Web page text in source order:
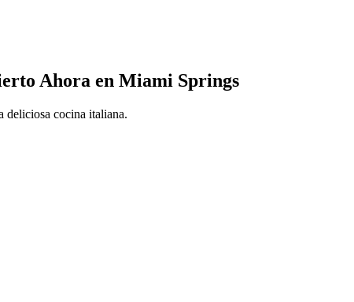
Ahora en Miami Springs
deliciosa cocina italiana.